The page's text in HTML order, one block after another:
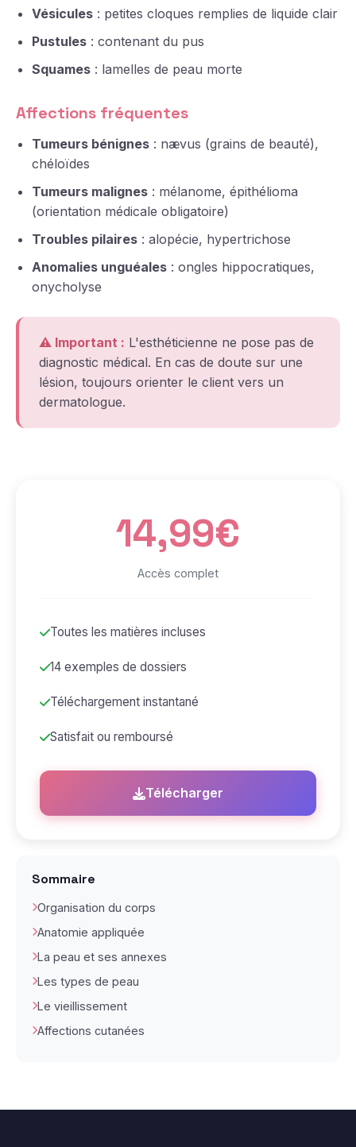
Vésicules : petites cloques remplies de liquide clair
Pustules : contenant du pus
Squames : lamelles de peau morte
Affections fréquentes
Tumeurs bénignes : nævus (grains de beauté),
chéloïdes
Tumeurs malignes : mélanome, épithélioma
(orientation médicale obligatoire)
Troubles pilaires : alopécie, hypertrichose
Anomalies unguéales : ongles hippocratiques,
onycholyse
⚠️ Important : L'esthéticienne ne pose pas de
diagnostic médical. En cas de doute sur une
lésion, toujours orienter le client vers un
dermatologue.
14,99€
Accès complet
Toutes les matières incluses
14 exemples de dossiers
Téléchargement instantané
Satisfait ou remboursé
Télécharger
Sommaire
Organisation du corps
Anatomie appliquée
La peau et ses annexes
Les types de peau
Le vieillissement
Affections cutanées